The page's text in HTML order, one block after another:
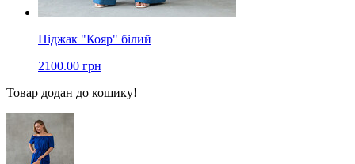
Піджак "Кояр" білий
2100.00 грн
Товар додан до кошику!